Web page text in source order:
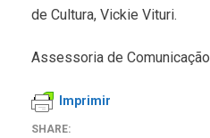
de Cultura, Vickie Vituri.
Assessoria de Comunicação
Imprimir